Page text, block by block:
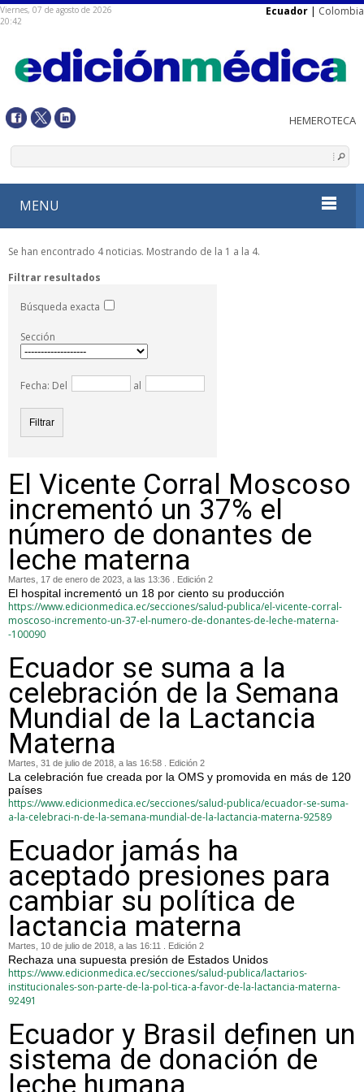
Viernes, 07 de agosto de 2026
20:42
Ecuador | Colombia
MENU
Se han encontrado 4 noticias. Mostrando de la 1 a la 4.
Filtrar resultados
Búsqueda exacta
Sección
Fecha: Del al
El Vicente Corral Moscoso
incrementó un 37% el
número de donantes de
leche materna
Martes, 17 de enero de 2023, a las 13:36 . Edición 2
El hospital incrementó un 18 por ciento su producción
https://www.edicionmedica.ec/secciones/salud-publica/el-vicente-corral-
moscoso-incremento-un-37-el-numero-de-donantes-de-leche-materna-
-100090
Ecuador se suma a la
celebración de la Semana
Mundial de la Lactancia
Materna
Martes, 31 de julio de 2018, a las 16:58 . Edición 2
La celebración fue creada por la OMS y promovida en más de 120
países
https://www.edicionmedica.ec/secciones/salud-publica/ecuador-se-suma-
a-la-celebraci-n-de-la-semana-mundial-de-la-lactancia-materna-92589
Ecuador jamás ha
aceptado presiones para
cambiar su política de
lactancia materna
Martes, 10 de julio de 2018, a las 16:11 . Edición 2
Rechaza una supuesta presión de Estados Unidos
https://www.edicionmedica.ec/secciones/salud-publica/lactarios-
institucionales-son-parte-de-la-pol-tica-a-favor-de-la-lactancia-materna-
92491
Ecuador y Brasil definen un
sistema de donación de
leche humana